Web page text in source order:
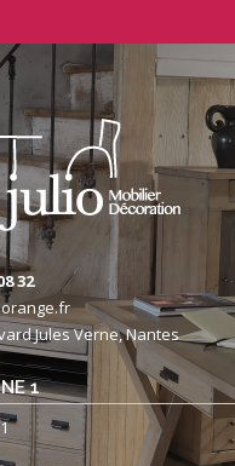
32
Jules Verne, Nantes
1